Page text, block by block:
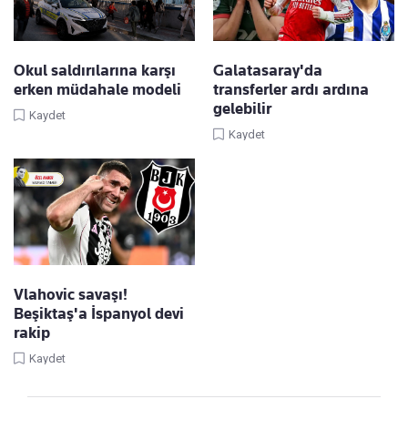
Okul saldırılarına karşı
erken müdahale modeli
Kaydet
Galatasaray'da
transferler ardı ardına
gelebilir
Kaydet
Vlahovic savaşı!
Beşiktaş'a İspanyol devi
rakip
Kaydet